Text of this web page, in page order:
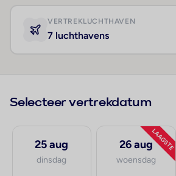
VERTREKLUCHTHAVEN
7 luchthavens
Selecteer vertrekdatum
25 aug
dinsdag
LAAGSTE
26 aug
woensdag